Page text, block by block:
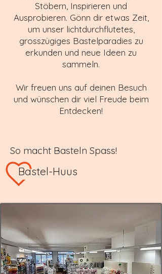
Stöbern, Inspirieren und
Ausprobieren. Gönn dir etwas Zeit,
um unser lichtdurchflutetes,
grosszügiges Bastelparadies zu
erkunden und neue Ideen zu
sammeln.
Wir freuen uns auf deinen Besuch
und wünschen dir viel Freude beim
Entdecken!
So macht Basteln Spass!
Bastel-Huus